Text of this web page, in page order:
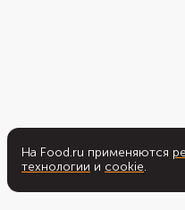
На Food.ru применяются
технологии и cookie.